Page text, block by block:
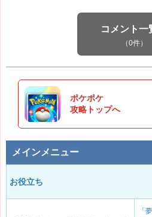
コメント一
（0件）
ポケポケ
攻略トップへ
メインメニュー
お役立ち
「